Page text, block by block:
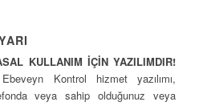
KULLANIM İÇİN YAZILIMDIR!
Kontrol hizmet yazılımı,
veya sahip olduğunuz veya